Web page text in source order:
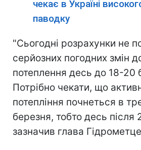
чекає в Україні
паводку
"Сьогодні розрахунки не
серйозних погодних змін
потеплення десь до 18-20
Потрібно чекати, що
потепління почнеться в
березня, тобто десь після
зазначив глава